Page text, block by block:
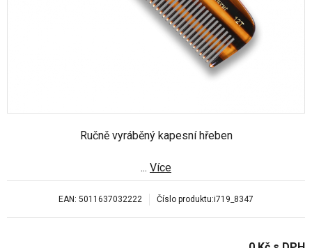
Ručně vyráběný kapesní hřeben
... Více
EAN: 5011637032222 Číslo produktu:i719_8347